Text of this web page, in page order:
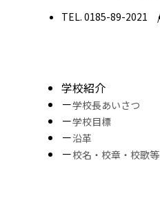
TEL. 0185-89-2021
学校紹介
学校長あいさつ
学校目標
沿革
校名・校章・校歌等